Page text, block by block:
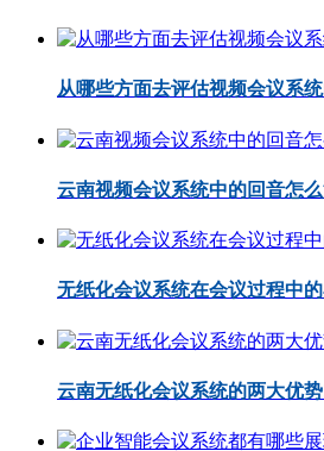
从哪些方面去评估视频会议系
云南视频会议系统中的回音怎
无纸化会议系统在会议过程中
云南无纸化会议系统的两大优